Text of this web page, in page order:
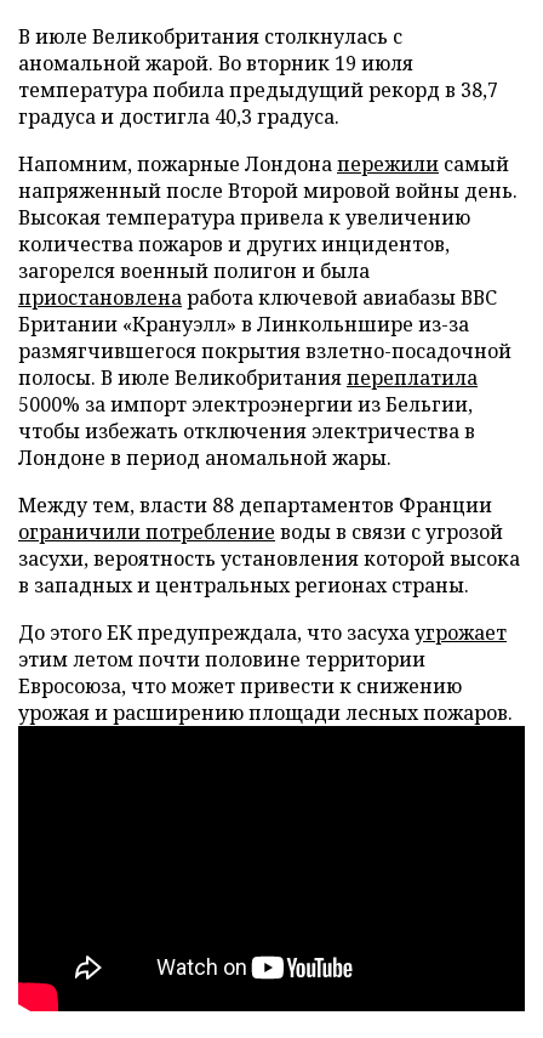
В июле Великобритания столкнулась с
аномальной жарой. Во вторник 19 июля
температура побила предыдущий рекорд в 38,7
градуса и достигла 40,3 градуса.
Напомним, пожарные Лондонапережили самый
напряженный после Второй мировой войны день.
Высокая температура привела к увеличению
количества пожаров и других инцидентов,
загорелся военный полигон и была
приостановленаработа ключевой авиабазы ВВС
Британии «Крануэлл» в Линкольншире из-за
размягчившегося покрытия взлетно-посадочной
полосы. В июле Великобританияпереплатила
5000% за импорт электроэнергии из Бельгии,
чтобы избежать отключения электричества в
Лондоне в период аномальной жары.
Между тем, власти 88 департаментов Франции
ограничили потребление воды в связи с угрозой
засухи, вероятность установления которой высока
в западных и центральных регионах страны.
До этого ЕК предупреждала, что засухаугрожает
этим летом почти половине территории
Евросоюза, что может привести к снижению
урожая и расширению площади лесных пожаров.